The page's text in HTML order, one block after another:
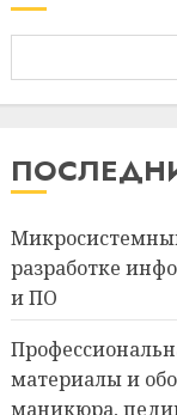
разработке
и ПО
материалы и
маникюра,